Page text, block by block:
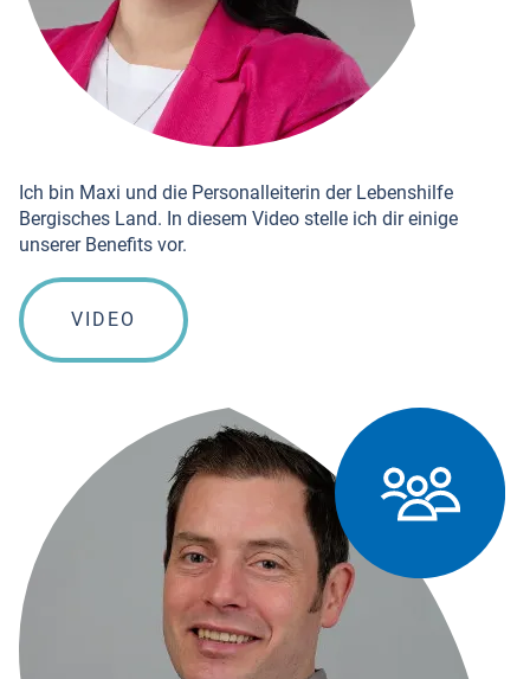
Ich bin Maxi und die Personalleiterin der Lebenshilfe
Bergisches Land. In diesem Video stelle ich dir einige
unserer Benefits vor.
VIDEO